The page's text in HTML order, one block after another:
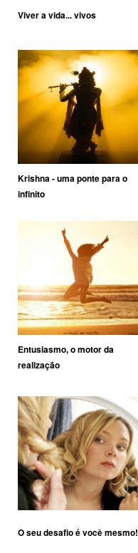
Viver a vida... vivos
Krishna - uma ponte para o
infinito
Entusiasmo, o motor da
realização
O seu desafio é você mesmo!